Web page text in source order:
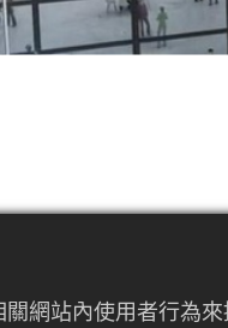
網站內使用者行為